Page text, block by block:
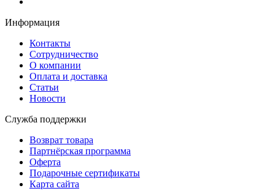
Информация
Контакты
Сотрудничество
О компании
Оплата и доставка
Статьи
Новости
Служба поддержки
Возврат товара
Партнёрская программа
Оферта
Подарочные сертификаты
Карта сайта